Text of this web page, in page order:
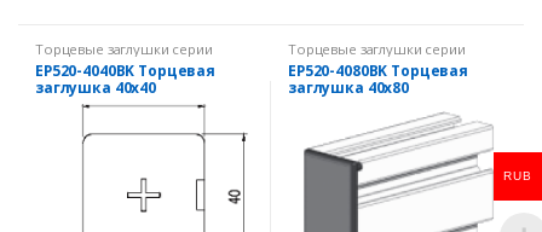
Торцевые заглушки серии
EcoPRO
EP520-4040BK Торцевая
заглушка 40х40
Торцевые заглушки серии
EcoPRO
EP520-4080BK Торцевая
заглушка 40х80
RUB